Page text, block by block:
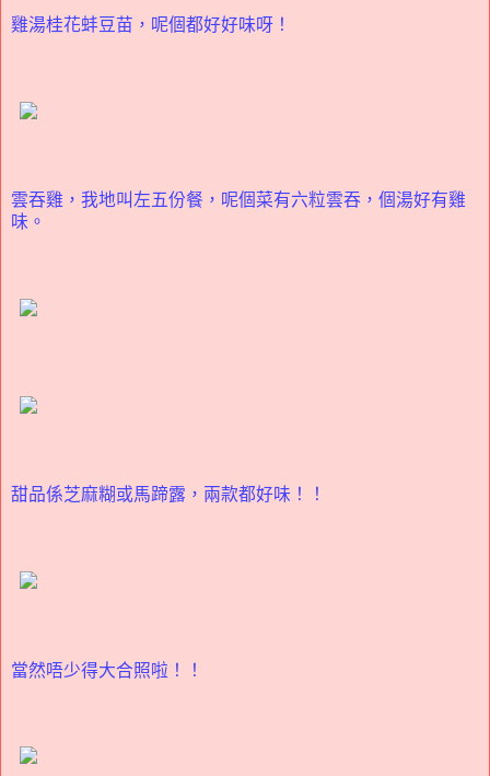
雞湯桂花蚌豆苗，呢個都好好味呀！
雲吞雞，我地叫左五份餐，呢個菜有六粒雲吞，個湯好有雞
味。
甜品係芝麻糊或馬蹄露，兩款都好味！！
當然唔少得大合照啦！！